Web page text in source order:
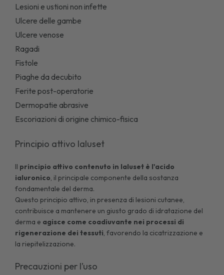
Lesioni e ustioni non infette
Ulcere delle gambe
Ulcere venose
Ragadi
Fistole
Piaghe da decubito
Ferite post-operatorie
Dermopatie abrasive
Escoriazioni di origine chimico-fisica
Principio attivo Ialuset
Il principio attivo contenuto in Ialuset è l'acido
ialuronico, il principale componente della sostanza
fondamentale del derma.
Questo principio attivo, in presenza di lesioni cutanee,
contribuisce a mantenere un giusto grado di idratazione del
derma e agisce come coadiuvante nei processi di
rigenerazione dei tessuti, favorendo la cicatrizzazione e
la riepitelizzazione.
Precauzioni per l’uso